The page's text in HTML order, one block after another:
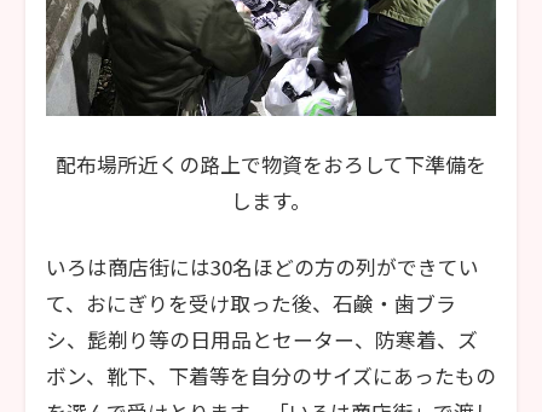
配布場所近くの路上で物資をおろして下準備を
します。
いろは商店街には30名ほどの方の列ができてい
て、おにぎりを受け取った後、石鹸・歯ブラ
シ、髭剃り等の日用品とセーター、防寒着、ズ
ボン、靴下、下着等を自分のサイズにあったもの